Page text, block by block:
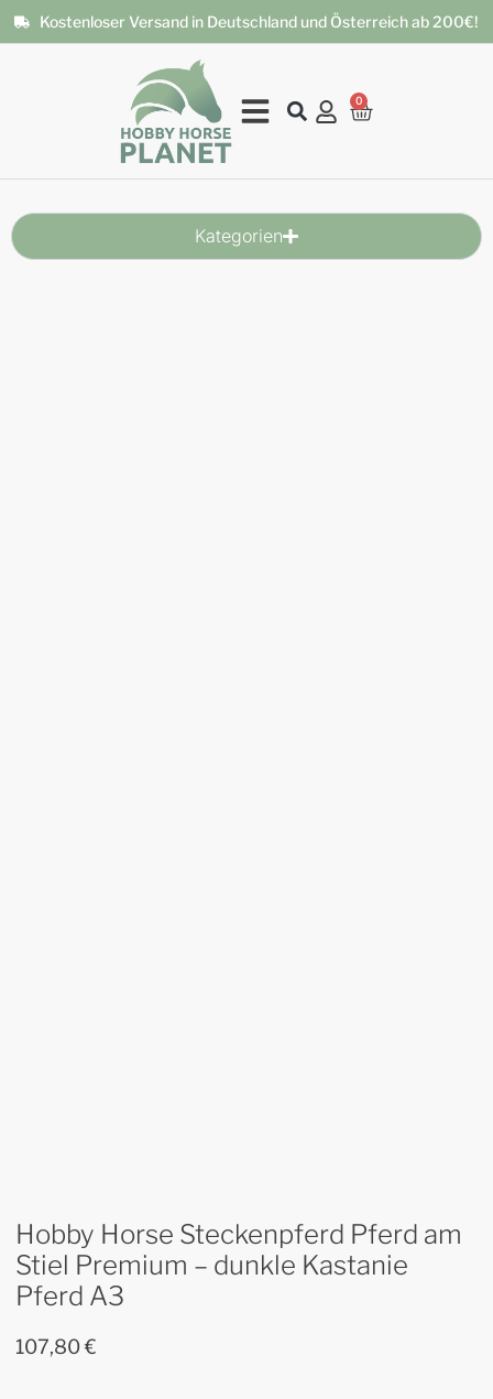
Kostenloser Versand in Deutschland und Österreich ab 200€!
0
Kategorien
Hobby Horse Steckenpferd Pferd am
Stiel Premium – dunkle Kastanie
Pferd A3
107,80€